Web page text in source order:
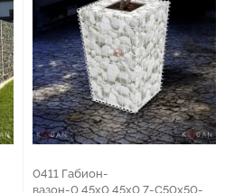
0411 Габион-
вазон-0,45х0,45х0,7-С50х50-